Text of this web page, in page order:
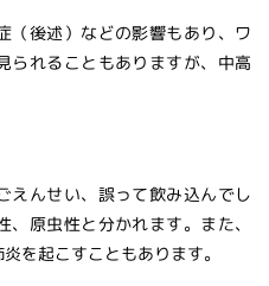
（後述）などの影響もあり、ワ
られることもありますが、中高
えんせい、誤って飲み込んでし
原虫性と分かれます。また、
を起こすこともあります。